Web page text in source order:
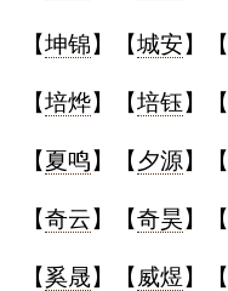
【坤锦】【城安】【
【培烨】【培钰】【
【夏鸣】【夕源】【
【奇云】【奇昊】【
【奚晟】【 威煜】【